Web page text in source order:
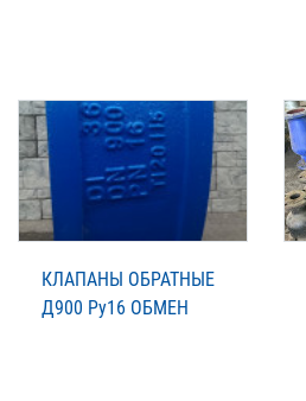
КЛАПАНЫ ОБРАТНЫЕ
Д900 Ру16 ОБМЕН